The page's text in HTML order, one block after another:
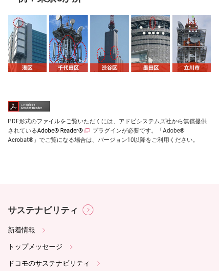
PDF形式のファイルをご覧いただくには、アドビシステムズ社から無償提供
されているAdobe® Reader®
プラグインが必要です。「Adobe®
Acrobat®」でご覧になる場合は、バージョン10以降をご利用ください。
サステナビリティ
新着情報
トップメッセージ
ドコモのサステナビリティ